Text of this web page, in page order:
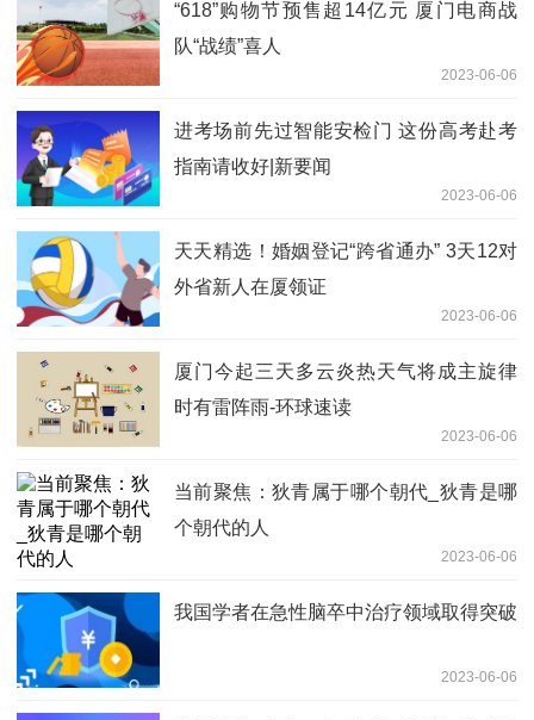
“618”购物节预售超14亿元 厦门电商战
队“战绩”喜人
2023-06-06
进考场前先过智能安检门 这份高考赴考
指南请收好|新要闻
2023-06-06
天天精选！婚姻登记“跨省通办” 3天12对
外省新人在厦领证
2023-06-06
厦门今起三天多云炎热天气将成主旋律
时有雷阵雨-环球速读
2023-06-06
当前聚焦：狄青属于哪个朝代_狄青是哪
个朝代的人
2023-06-06
我国学者在急性脑卒中治疗领域取得突破
2023-06-06